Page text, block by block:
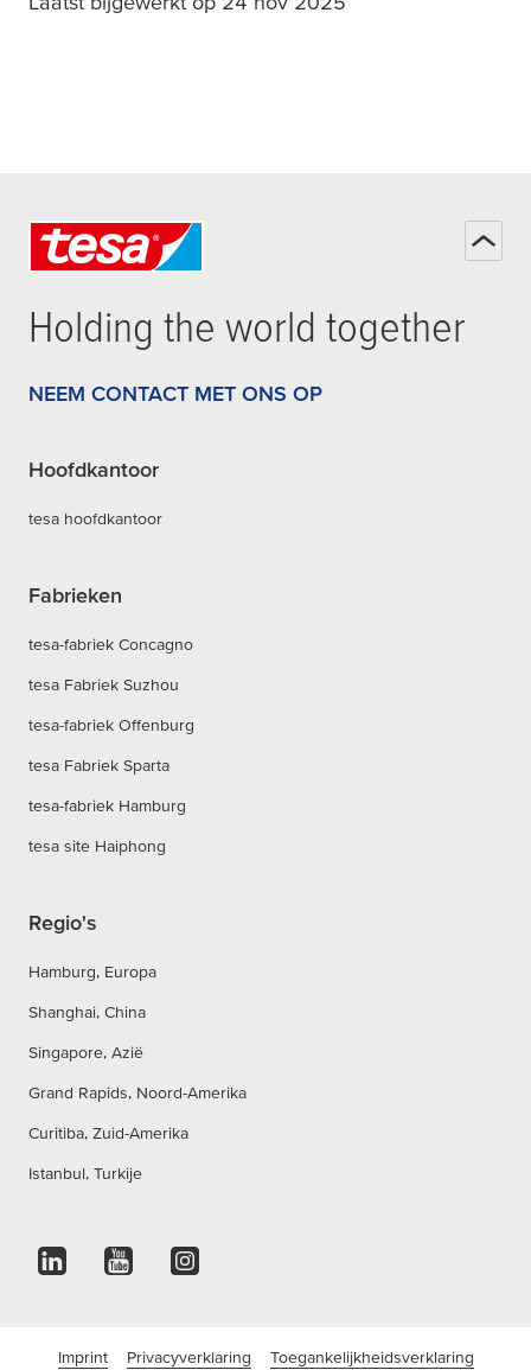
Holding the world together
NEEM CONTACT MET ONS OP
Hoofdkantoor
tesa hoofdkantoor
Fabrieken
tesa-fabriek Concagno
tesa Fabriek Suzhou
tesa-fabriek Offenburg
tesa Fabriek Sparta
tesa-fabriek Hamburg
tesa site Haiphong
Regio's
Hamburg, Europa
Shanghai, China
Singapore, Azië
Grand Rapids, Noord-Amerika
Curitiba, Zuid-Amerika
Istanbul, Turkije
Imprint Privacyverklaring Toegankelijkheidsverklaring